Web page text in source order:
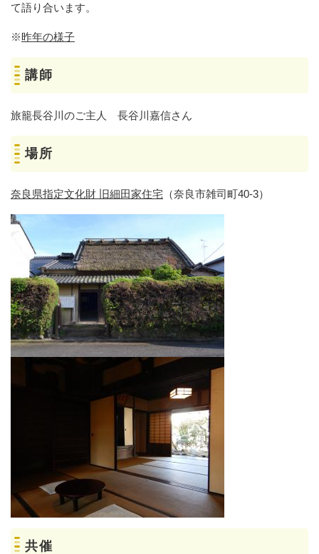
て語り合います。
※昨年の様子
講師
旅籠長谷川のご主人 長谷川嘉信さん
場所
奈良県指定文化財 旧細田家住宅 （奈良市雑司町40‐3）
共催